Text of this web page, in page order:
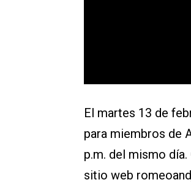
El martes 13 de
para miembros de
p.m. del mismo
sitio web